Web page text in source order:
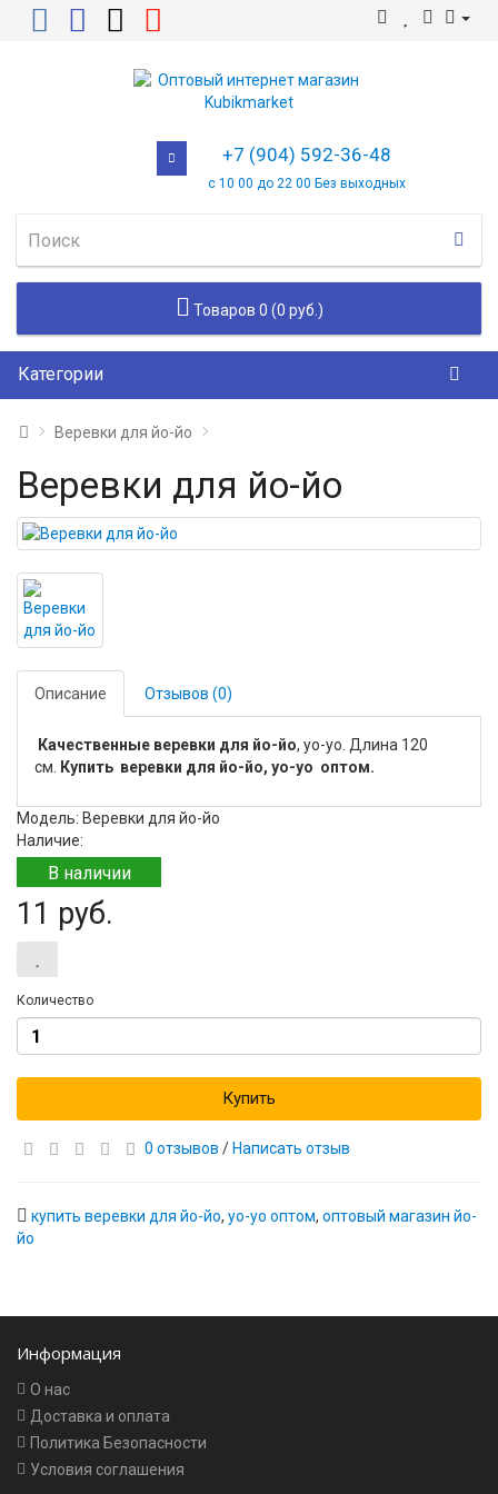
+7 (904) 592-36-48
с 10 00 до 22 00 Без выходных
Товаров 0 (0 руб.)
Категории
Веревки для йо-йо
Веревки для йо-йо
Описание Отзывов (0)
Качественные веревки для йо-йо, yo-yo. Длина 120
см.
Купить веревки для йо-йо, yo-yo оптом.
Модель: Веревки для йо-йо
Наличие:
В наличии
11 руб.
Количество
Купить
0 отзывов / Написать отзыв
купить веревки для йо-йо, yo-yo оптом, оптовый магазин йо-
йо
Информация
О нас
Доставка и оплата
Политика Безопасности
Условия соглашения